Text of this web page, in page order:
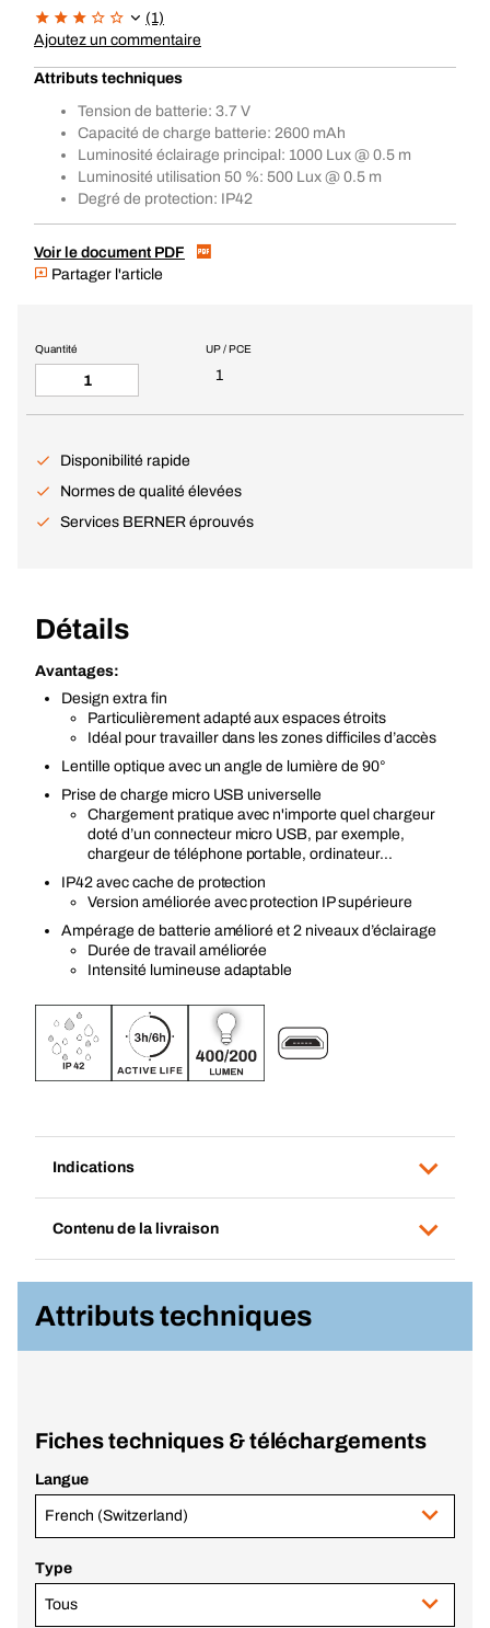
(1)
Ajoutez un commentaire
Attributs techniques
Tension de batterie: 3.7 V
Capacité de charge batterie: 2600 mAh
Luminosité éclairage principal: 1000 Lux @ 0.5 m
Luminosité utilisation 50 %: 500 Lux @ 0.5 m
Degré de protection: IP42
Voir le document PDF
Partager l'article
UP / PCE
1
Quantité
Disponibilité rapide
Normes de qualité élevées
Services BERNER éprouvés
Détails
Avantages:
Design extra fin
Particulièrement adapté aux espaces étroits
Idéal pour travailler dans les zones difficiles d’accès
Lentille optique avec un angle de lumière de 90°
Prise de charge micro USB universelle
Chargement pratique avec n'importe quel chargeur
doté d’un connecteur micro USB, par exemple,
chargeur de téléphone portable, ordinateur...
IP42 avec cache de protection
Version améliorée avec protection IP supérieure
Ampérage de batterie amélioré et 2 niveaux d’éclairage
Durée de travail améliorée
Intensité lumineuse adaptable
Indications
Contenu de la livraison
Attributs techniques
Fiches techniques & téléchargements
Langue
French (Switzerland)
Type
Tous